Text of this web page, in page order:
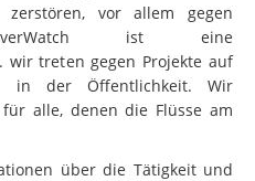
zerstören, vor allem gegen
RiverWatch ist eine
wir treten gegen Projekte auf
in der Öffentlichkeit. Wir
alle, denen die Flüsse am
über die Tätigkeit und